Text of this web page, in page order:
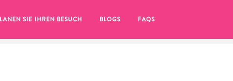
SIE IHREN BESUCH BLOGS FAQS